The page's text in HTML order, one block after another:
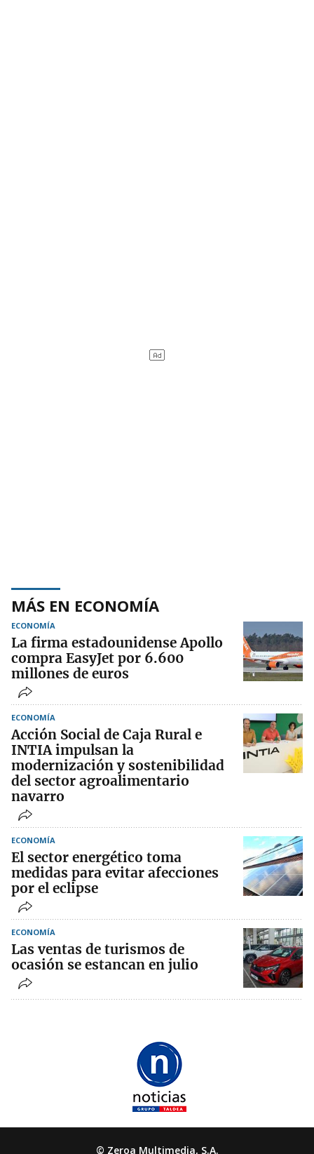
MÁS EN ECONOMÍA
ECONOMÍA
La firma estadounidense Apollo
compra EasyJet por 6.600
millones de euros
ECONOMÍA
Acción Social de Caja Rural e
INTIA impulsan la
modernización y sostenibilidad
del sector agroalimentario
navarro
ECONOMÍA
El sector energético toma
medidas para evitar afecciones
por el eclipse
ECONOMÍA
Las ventas de turismos de
ocasión se estancan en julio
© Zeroa Multimedia, S.A.